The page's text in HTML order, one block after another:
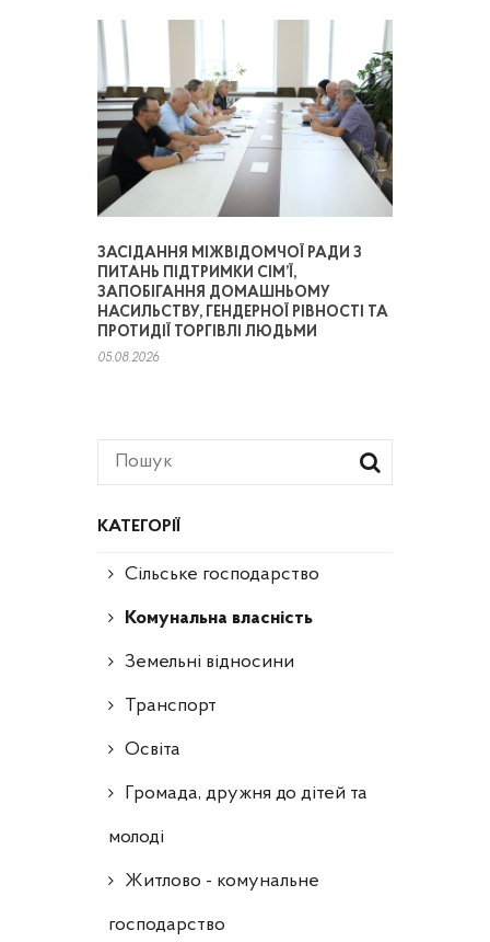
КАТЕГОРІЇ
Сільське господарство
Комунальна власність
Земельні відносини
Транспорт
Освіта
Громада, дружня до дітей та
молоді
Житлово - комунальне
господарство
ЗАСІДАННЯ МІЖВІДОМЧОЇ РАДИ З
ПИТАНЬ ПІДТРИМКИ СІМ’Ї,
ЗАПОБІГАННЯ ДОМАШНЬОМУ
НАСИЛЬСТВУ, ГЕНДЕРНОЇ РІВНОСТІ ТА
ПРОТИДІЇ ТОРГІВЛІ ЛЮДЬМИ
05.08.2026